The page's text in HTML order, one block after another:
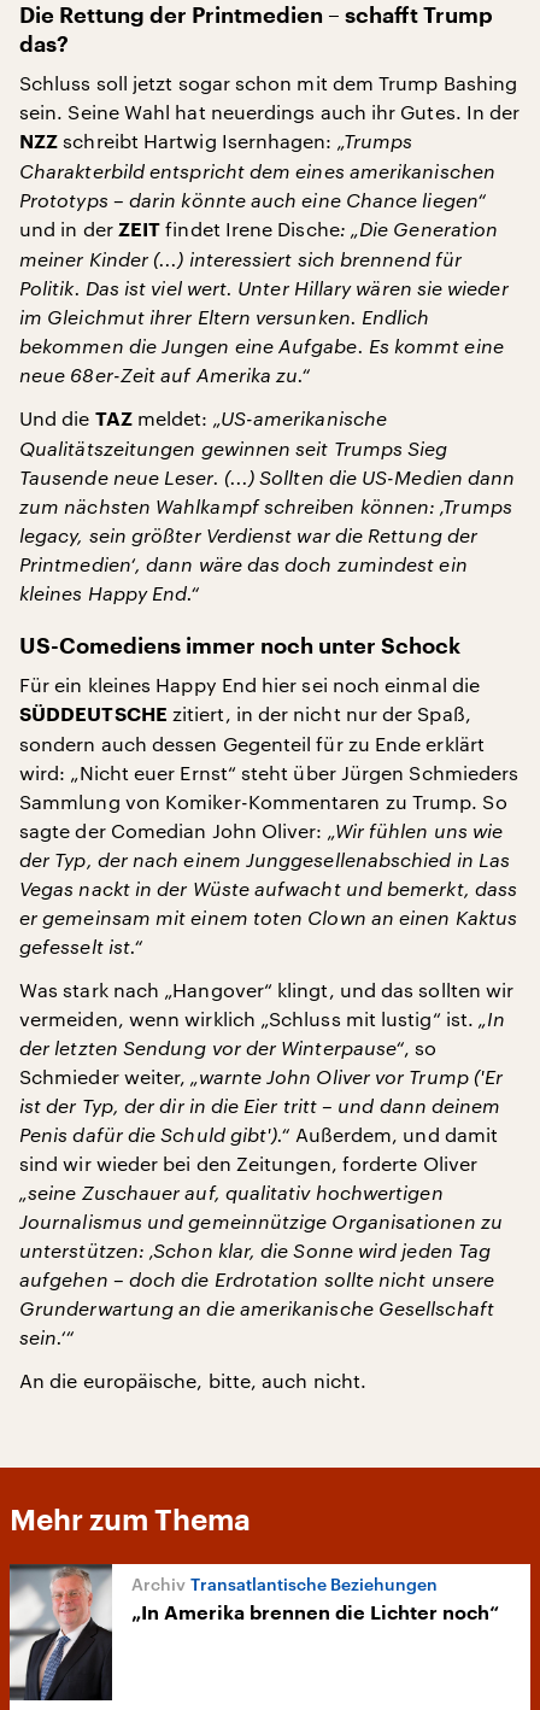
Die Rettung der Printmedien – schafft Trump
das?
Schluss soll jetzt sogar schon mit dem Trump Bashing
sein. Seine Wahl hat neuerdings auch ihr Gutes. In der
NZZ schreibt Hartwig Isernhagen: „Trumps
Charakterbild entspricht dem eines amerikanischen
Prototyps – darin könnte auch eine Chance liegen“
und in der ZEIT findet Irene Dische: „Die Generation
meiner Kinder (...) interessiert sich brennend für
Politik. Das ist viel wert. Unter Hillary wären sie wieder
im Gleichmut ihrer Eltern versunken. Endlich
bekommen die Jungen eine Aufgabe. Es kommt eine
neue 68er-Zeit auf Amerika zu.“
Und die TAZmeldet: „US-amerikanische
Qualitätszeitungen gewinnen seit Trumps Sieg
Tausende neue Leser. (...) Sollten die US-Medien dann
zum nächsten Wahlkampf schreiben können: ‚Trumps
legacy, sein größter Verdienst war die Rettung der
Printmedien‘, dann wäre das doch zumindest ein
kleines Happy End.“
US-Comediens immer noch unter Schock
Für ein kleines Happy End hier sei noch einmal die
SÜDDEUTSCHE zitiert, in der nicht nur der Spaß,
sondern auch dessen Gegenteil für zu Ende erklärt
wird: „Nicht euer Ernst“ steht über Jürgen Schmieders
Sammlung von Komiker-Kommentaren zu Trump. So
sagte der Comedian John Oliver: „Wir fühlen uns wie
der Typ, der nach einem Junggesellenabschied in Las
Vegas nackt in der Wüste aufwacht und bemerkt, dass
er gemeinsam mit einem toten Clown an einen Kaktus
gefesselt ist.“
Was stark nach „Hangover“ klingt, und das sollten wir
vermeiden, wenn wirklich „Schluss mit lustig“ ist. „In
der letzten Sendung vor der Winterpause“, so
Schmieder weiter, „warnte John Oliver vor Trump ('Er
ist der Typ, der dir in die Eier tritt – und dann deinem
Penis dafür die Schuld gibt').“ Außerdem, und damit
sind wir wieder bei den Zeitungen, forderte Oliver
„seine Zuschauer auf, qualitativ hochwertigen
Journalismus und gemeinnützige Organisationen zu
unterstützen: ‚Schon klar, die Sonne wird jeden Tag
aufgehen – doch die Erdrotation sollte nicht unsere
Grunderwartung an die amerikanische Gesellschaft
sein.‘“
An die europäische, bitte, auch nicht.
Mehr zum Thema
Transatlantische Beziehungen
„In Amerika brennen die Lichter noch“